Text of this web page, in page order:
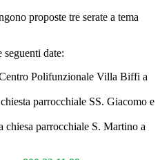
proposte tre serate a tema
date:
Polifunzionale Villa Biffi a
parrocchiale SS. Giacomo e
chiesa parrocchiale S. Martino a